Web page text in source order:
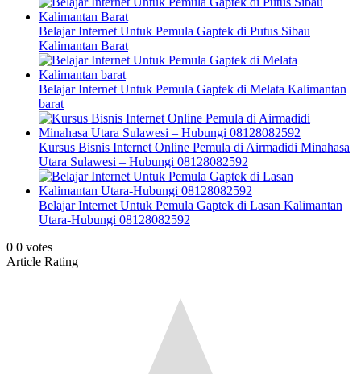
Belajar Internet Untuk Pemula Gaptek di Putus Sibau
Kalimantan Barat
Belajar Internet Untuk Pemula Gaptek di Melata Kalimantan
barat
Kursus Bisnis Internet Online Pemula di Airmadidi Minahasa
Utara Sulawesi – Hubungi 08128082592
Belajar Internet Untuk Pemula Gaptek di Lasan Kalimantan
Utara-Hubungi 08128082592
0 0 votes
Article Rating